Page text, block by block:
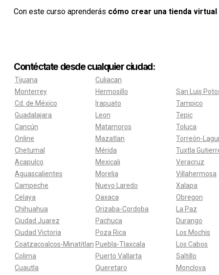
Con este curso aprenderás cómo crear una tienda virtual
Contéctate desde cualquier ciudad:
Tijuana
Monterrey
Cd. de México
Guadalajara
Cancún
Online
Chetumal
Acapulco
Aguascalientes
Campeche
Celaya
Chihuahua
Ciudad Juarez
Ciudad Victoria
Coatzacoalcos-Minatitlan
Colima
Cuautla
Culiacan
Hermosillo
Irapuato
Leon
Matamoros
Mazatlan
Mérida
Mexicali
Morelia
Nuevo Laredo
Oaxaca
Orizaba-Cordoba
Pachuca
Poza Rica
Puebla-Tlaxcala
Puerto Vallarta
Queretaro
San Luis
Tampico
Tepic
Toluca
Torreón-
Tuxtla
Veracruz
Villahermosa
Xalapa
Obregon
La Paz
Durango
Los Mochis
Los Cabos
Saltillo
Monclova